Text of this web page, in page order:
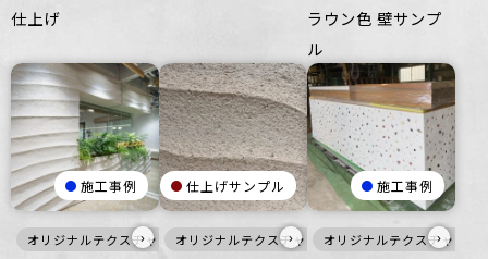
仕上げ
ラウン色 壁サンプ
ル
施工事例
オリジナルテクスチャ・特殊左官 壁
›
仕上げサンプル
オリジナルテクスチャ・特殊左官 白 壁
›
施工事例
オリジナルテクスチャ・特
›